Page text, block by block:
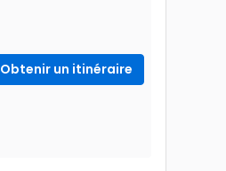
Obtenir un itinéraire